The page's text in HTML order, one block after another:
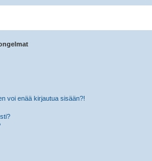
voi enää kirjautua sisään?!